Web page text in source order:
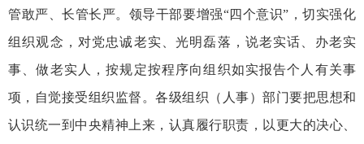
管敢严、长管长严。领导干部要增强“四个意识”，切实强化
组织观念，对党忠诚老实、光明磊落，说老实话、办老实
事、做老实人，按规定按程序向组织如实报告个人有关事
项，自觉接受组织监督。各级组织（人事）部门要把思想和
认识统一到中央精神上来，认真履行职责，以更大的决心、